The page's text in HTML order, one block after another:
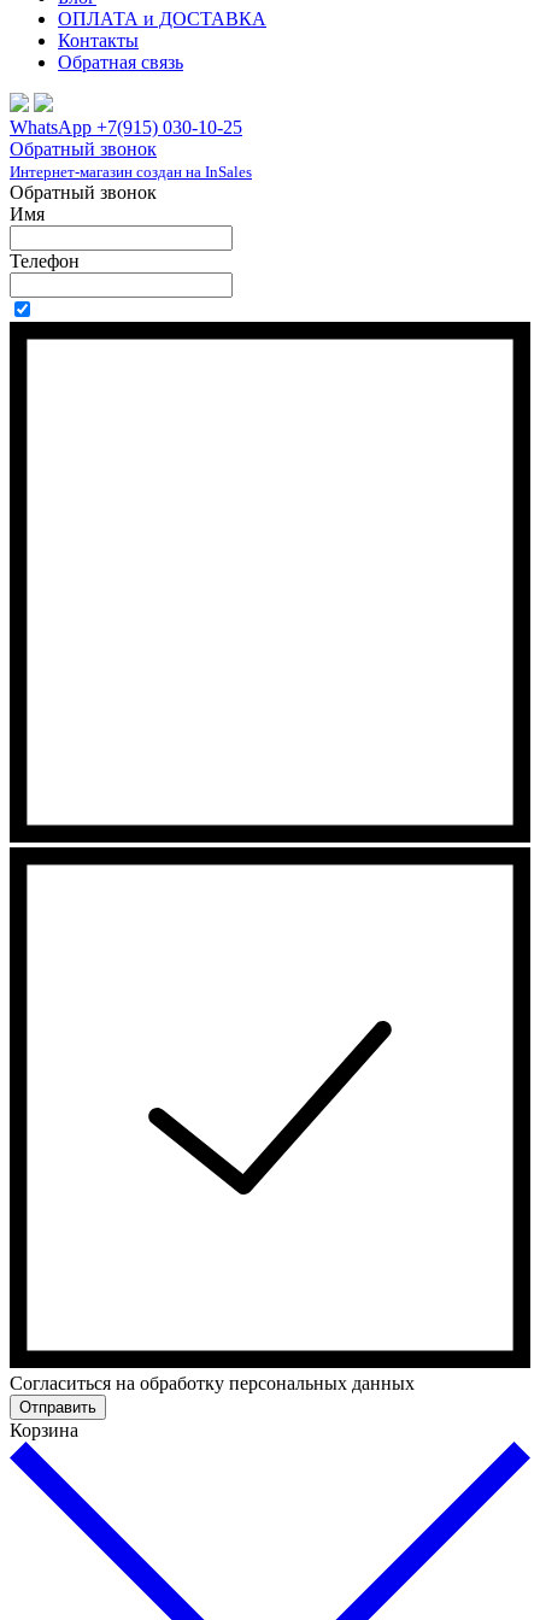
ОПЛАТА и ДОСТАВКА
Контакты
Обратная связь
WhatsApp +7(915) 030-10-25
Обратный звонок
Интернет-магазин создан на InSales
Обратный звонок
Имя
Телефон
Cогласиться на обработку персональных данных
Отправить
Корзина